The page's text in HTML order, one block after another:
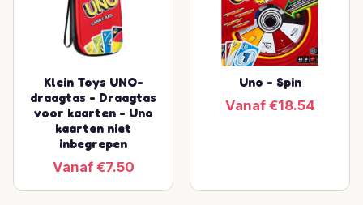
Klein Toys UNO-
draagtas - Draagtas
voor kaarten - Uno
kaarten niet
inbegrepen
Vanaf €7.50
Uno - Spin
Vanaf €18.54